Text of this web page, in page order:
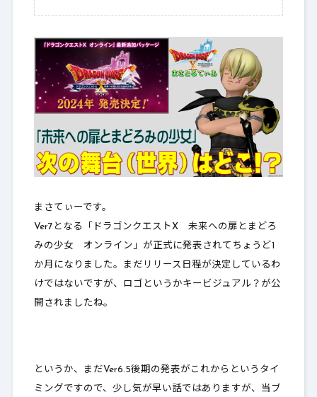
まさてぃーです。
Ver7となる「 ドラゴンクエストX 未来への扉とまどろ
みの少女 オンライン 」が正式に発表されてちょうど1
か月になりました。まだリリース日程が決定しているわ
けではないですが、ロゴというかキービジュアル？が公
開されましたね。
というか、まだVer6.5後期の発表がこれからというタイ
ミングですので、少し気が早い話ではありますが、当ブ